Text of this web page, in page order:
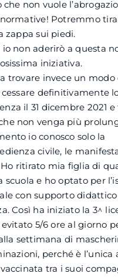
che non vuole
Potremmo
zappa sui piedi.
non aderirò a questa
iniziativa.
trovare invece un modo
definitivamente
il 31 dicembre 2021 e
non venga più
io conosco solo la
civile, le
ritirato mia figlia di
scuola e ho optato per
con supporto didattico
Così ha iniziato la 3^
5/6 ore al giorno
settimana di
perché è l’unica
tra i suoi